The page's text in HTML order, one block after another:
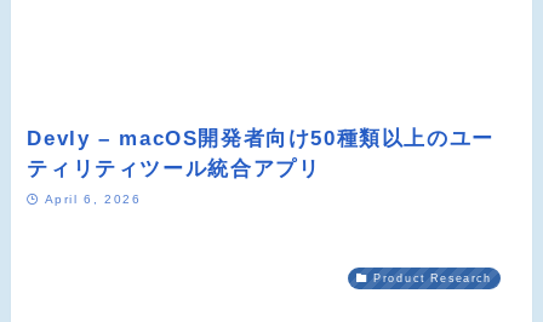
Devly – macOS開発者向け50種類以上のユー
ティリティツール統合アプリ
April 6, 2026
Product Research